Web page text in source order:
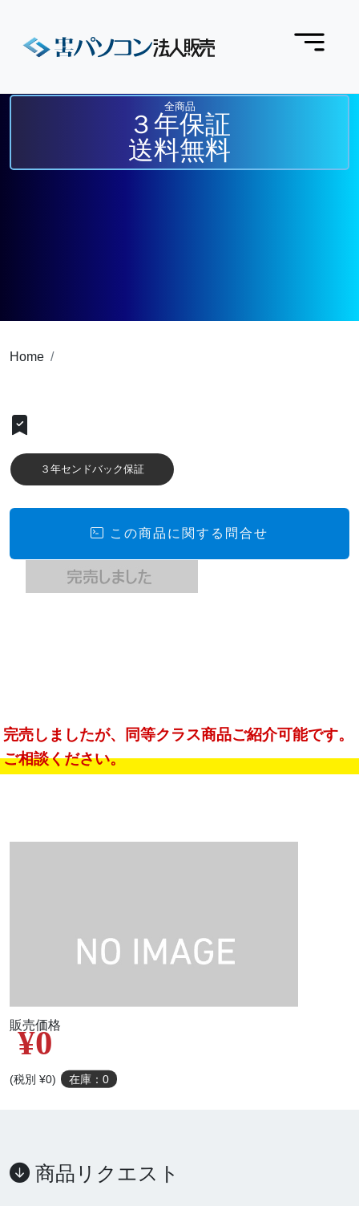
全商品
３年保証
送料無料
Home
３年センドバック保証
この商品に関する問合せ
販売価格
¥0
(税別 ¥0) 在庫：0
完売しましたが、同等クラス商品ご紹介可能です。
ご相談ください。
商品リクエスト